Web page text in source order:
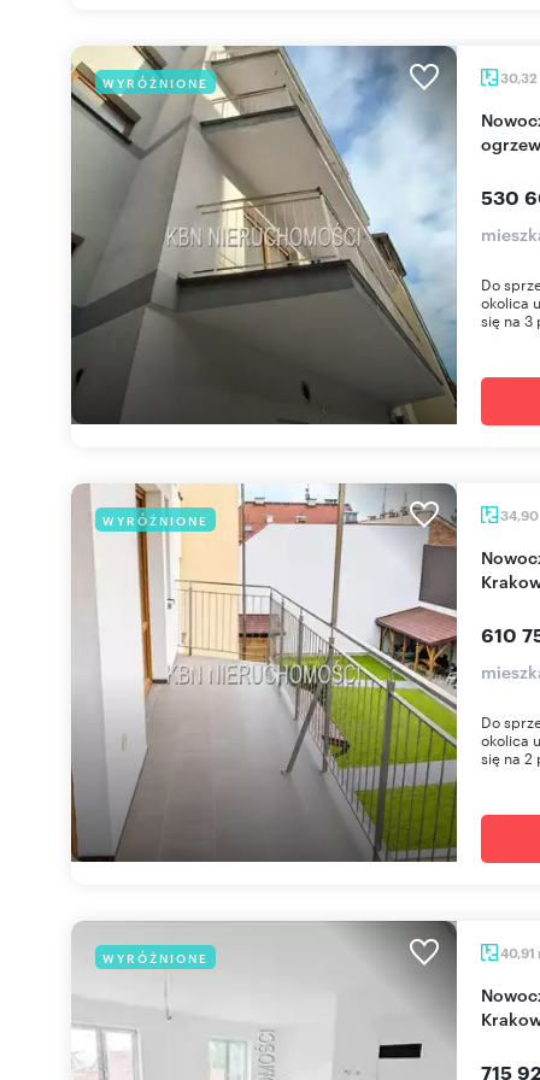
WYRÓŻNIONE 30,32
Nowoczesne 30m2 w centrum Krakowa z
530
Do
okolica
się na 3
WYRÓŻNIONE 34,90
Nowoczesne 34,9 m² z balkonem w centrum
610
Do
okolica
się na 2
WYRÓŻNIONE 40,91
Nowoczesne 40,91 m2 z potencjałem w centrum
715